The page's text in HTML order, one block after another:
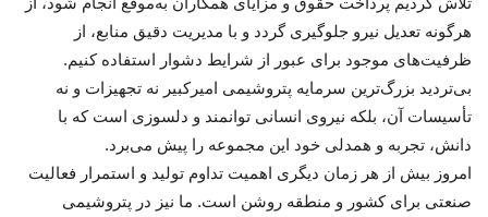
هرگونه تعدیل نیرو جلوگیری گردد و با مدیریت دقیق منابع، از
ظرفیت‌های موجود برای عبور از شرایط دشوار استفاده کنیم.
بی‌تردید بزرگ‌ترین سرمایه پتروشیمی امیرکبیر نه تجهیزات و نه
تأسیسات آن، بلکه نیروی انسانی توانمند و دلسوزی است که با
دانش، تجربه و همدلی خود این مجموعه را پیش می‌برد.
امروز بیش از هر زمان دیگری اهمیت تداوم تولید و استمرار فعالیت
صنعتی برای کشور و منطقه روشن است. ما نیز در پتروشیمی